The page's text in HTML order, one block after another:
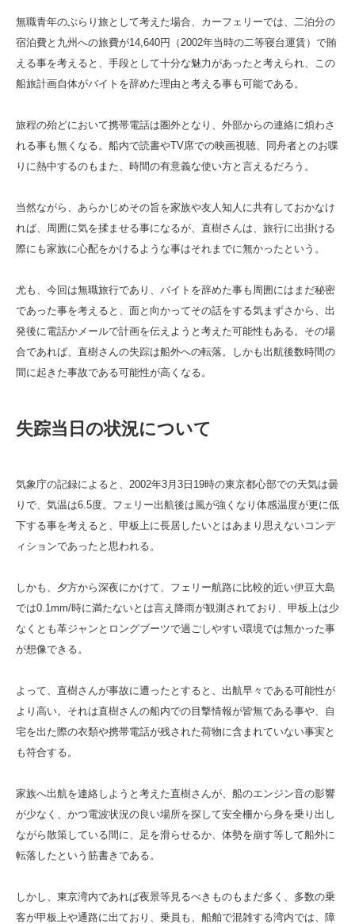
無職青年のぶらり旅として考えた場合、カーフェリーでは、二泊分の
宿泊費と九州への旅費が14,640円（2002年当時の二等寝台運賃）で賄
える事を考えると、手段として十分な魅力があったと考えられ、この
船旅計画自体がバイトを辞めた理由と考える事も可能である。
旅程の殆どにおいて携帯電話は圏外となり、外部からの連絡に煩わさ
れる事も無くなる。船内で読書やTV席での映画視聴、同舟者とのお喋
りに熱中するのもまた、時間の有意義な使い方と言えるだろう。
当然ながら、あらかじめその旨を家族や友人知人に共有しておかなけ
れば、周囲に気を揉ませる事になるが、直樹さんは、旅行に出掛ける
際にも家族に心配をかけるような事はそれまでに無かったという。
尤も、今回は無職旅行であり、バイトを辞めた事も周囲にはまだ秘密
であった事を考えると、面と向かってその話をする気まずさから、出
発後に電話かメールで計画を伝えようと考えた可能性もある。その場
合であれば、直樹さんの失踪は船外への転落。しかも出航後数時間の
間に起きた事故である可能性が高くなる。
失踪当日の状況について
気象庁の記録によると、2002年3月3日19時の東京都心部での天気は曇
りで、気温は6.5度。フェリー出航後は風が強くなり体感温度が更に低
下する事を考えると、甲板上に長居したいとはあまり思えないコンデ
ィションであったと思われる。
しかも、夕方から深夜にかけて、フェリー航路に比較的近い伊豆大島
では0.1mm/時に満たないとは言え降雨が観測されており、甲板上は少
なくとも革ジャンとロングブーツで過ごしやすい環境では無かった事
が想像できる。
よって、直樹さんが事故に遭ったとすると、出航早々である可能性が
より高い。それは直樹さんの船内での目撃情報が皆無である事や、自
宅を出た際の衣類や携帯電話が残された荷物に含まれていない事実と
も符合する。
家族へ出航を連絡しようと考えた直樹さんが、船のエンジン音の影響
が少なく、かつ電波状況の良い場所を探して安全柵から身を乗り出し
ながら散策している間に、足を滑らせるか、体勢を崩す等して船外に
転落したという筋書きである。
しかし、東京湾内であれば夜景等見るべきものもまだ多く、多数の乗
客が甲板上や通路に出ており、乗員も、船舶で混雑する湾内では、障